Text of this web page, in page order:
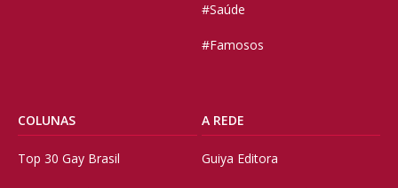
#Saúde
#Famosos
COLUNAS
Top 30 Gay Brasil
A REDE
Guiya Editora